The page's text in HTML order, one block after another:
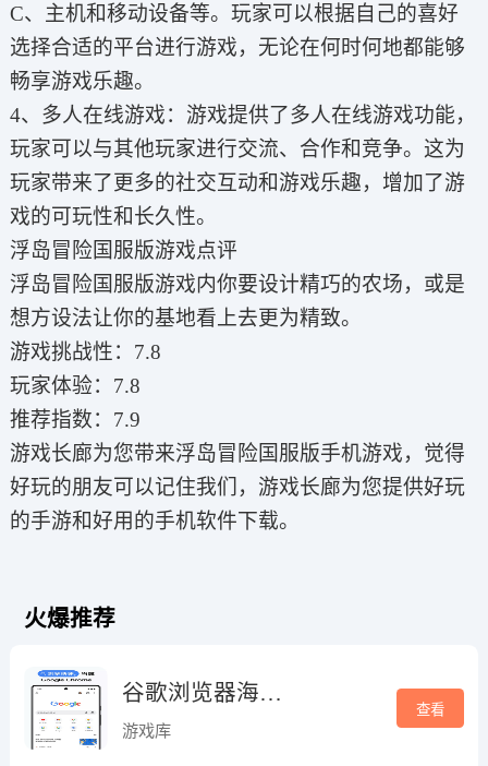
C、主机和移动设备等。玩家可以根据自己的喜好
选择合适的平台进行游戏，无论在何时何地都能够
畅享游戏乐趣。
4、多人在线游戏：游戏提供了多人在线游戏功能，
玩家可以与其他玩家进行交流、合作和竞争。这为
玩家带来了更多的社交互动和游戏乐趣，增加了游
戏的可玩性和长久性。
浮岛冒险国服版游戏点评
浮岛冒险国服版游戏内你要设计精巧的农场，或是
想方设法让你的基地看上去更为精致。
游戏挑战性：7.8
玩家体验：7.8
推荐指数：7.9
游戏长廊为您带来浮岛冒险国服版手机游戏，觉得
好玩的朋友可以记住我们，游戏长廊为您提供好玩
的手游和好用的手机软件下载。
火爆推荐
谷歌浏览器海外版
游戏库
查看